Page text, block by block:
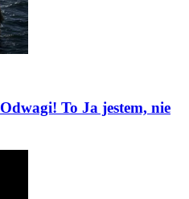
To Ja jestem, nie